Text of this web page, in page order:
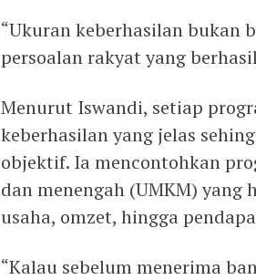
“Ukuran keberhasilan bukan
persoalan rakyat yang
Menurut Iswandi, setiap
keberhasilan yang jelas
objektif. Ia mencontohkan
dan menengah (UMKM)
usaha, omzet, hingga
“Kalau sebelum menerima